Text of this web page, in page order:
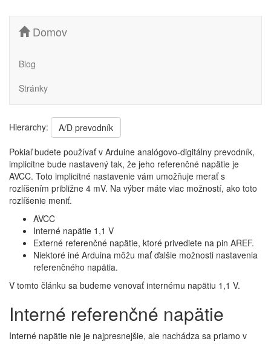
Domov
Blog
Stránky
Hierarchy:
A/D prevodník
Pokiaľ budete používať v Arduine analógovo-digitálny prevodník,
implicitne bude nastavený tak, že jeho referenčné napätie je
AVCC. Toto implicitné nastavenie vám umožňuje merať s
rozlíšením približne 4 mV. Na výber máte viac možností, ako toto
rozlíšenie meniť.
AVCC
Interné napätie 1,1 V
Externé referenčné napätie, ktoré privediete na pin AREF.
Niektoré iné Arduina môžu mať ďalšie možnosti nastavenia
referenčného napätia.
V tomto článku sa budeme venovať internému napätiu 1,1 V.
Interné referenčné napätie
Interné napätie nie je najpresnejšie, ale nachádza sa priamo v